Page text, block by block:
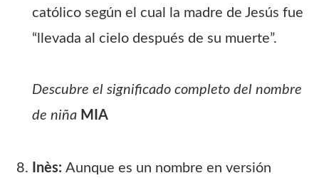
católico según el cual la madre de Jesús fue
“llevada al cielo después de su muerte”.
Descubre el significado completo del nombre
de niña MIA
Inès: Aunque es un nombre en versión